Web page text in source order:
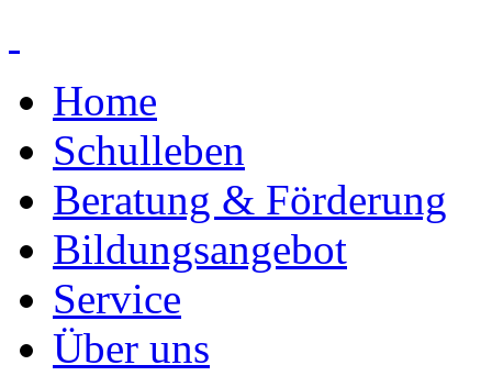
Home
Schulleben
Beratung & Förderung
Bildungsangebot
Service
Über uns